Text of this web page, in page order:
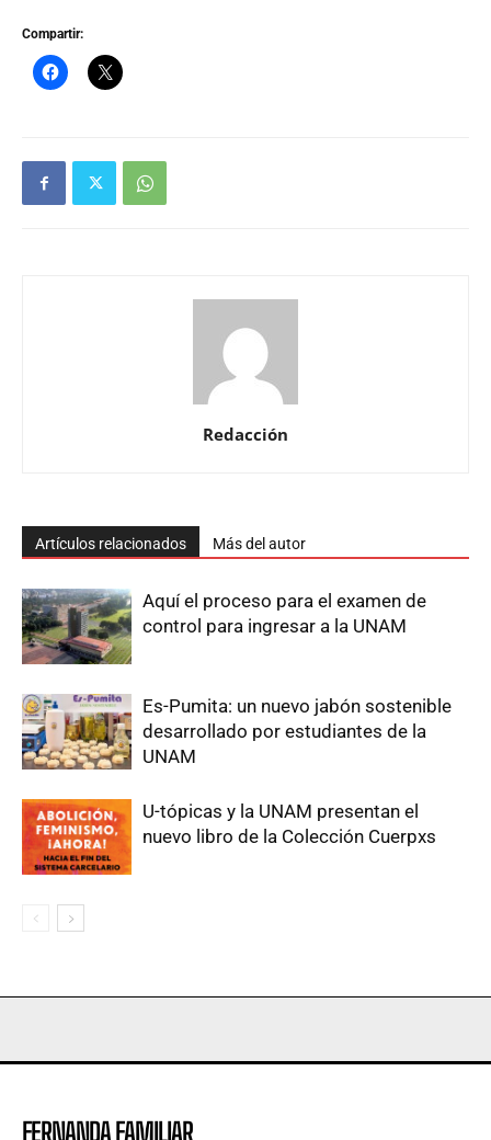
Compartir:
Redacción
Artículos relacionados Más del autor
Aquí el proceso para el examen de
control para ingresar a la UNAM
Es-Pumita: un nuevo jabón sostenible
desarrollado por estudiantes de la
UNAM
U-tópicas y la UNAM presentan el
nuevo libro de la Colección Cuerpxs
FERNANDA FAMILIAR